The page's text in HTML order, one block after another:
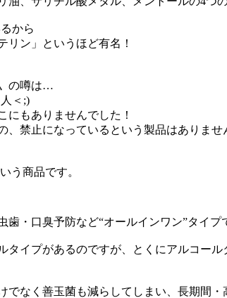
から
リン」というほど有名！
の噂は…
＜;)
にもありませんでした！
、禁止になっているという製品はありませ
う商品です。
歯・口臭予防など“オールインワン”タイ
タイプがあるのですが、とくにアルコー
でなく善玉菌も減らしてしまい、長期間